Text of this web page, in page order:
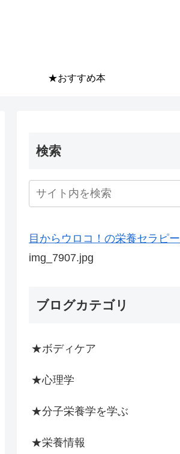
★おすすめ本
検索
目からウロコ！の栄養セラピー
img_7907.jpg
ブログカテゴリ
★ボディケア
★心理学
★分子栄養学を学ぶ
★栄養情報